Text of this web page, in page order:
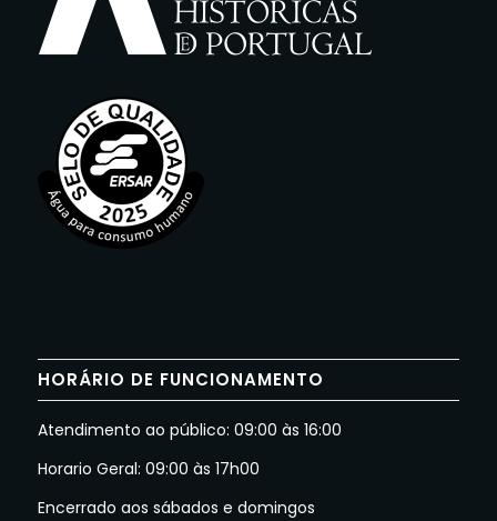
HORÁRIO DE FUNCIONAMENTO
Atendimento ao público: 09:00 às 16:00
Horario Geral: 09:00 às 17h00
Encerrado aos sábados e domingos